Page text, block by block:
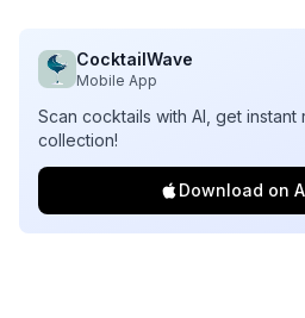
CocktailWave
Mobile App
Scan cocktails with AI, get
collection!
Download on